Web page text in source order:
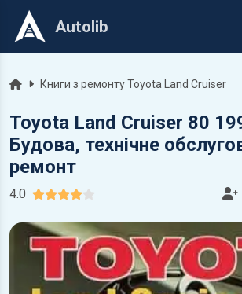
Autolib
ГоловнаКниги з ремонту Toyota Land Cruiser
Toyota Land Cruiser 80
Будова, технічне
ремонт
4.0